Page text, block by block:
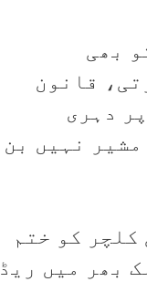
بھی
قانون
دہری
نہیں بن
کلچر کو ختم
بھر میں ریڈ